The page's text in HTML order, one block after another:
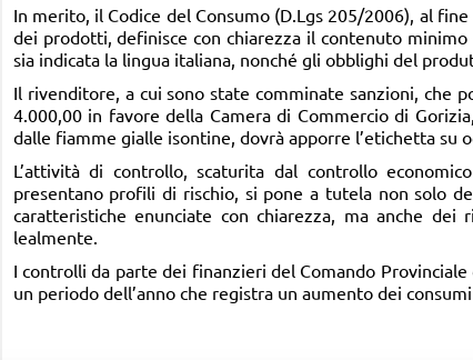
In merito, il Codice del Consumo (D.Lgs 205/2006), al
dei prodotti, definisce con chiarezza il contenuto
sia indicata la lingua italiana, nonché gli obblighi del
Il rivenditore, a cui sono state comminate sanzioni, che
4.000,00 in favore della Camera di Commercio di
dalle fiamme gialle isontine, dovrà apporre l’etichetta su
L’attività di controllo, scaturita dal controllo
presentano profili di rischio, si pone a tutela non solo
caratteristiche enunciate con chiarezza, ma anche
lealmente.
I controlli da parte dei finanzieri del Comando
un periodo dell’anno che registra un aumento dei